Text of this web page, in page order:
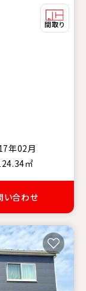
年02月
㎡
い合わせ